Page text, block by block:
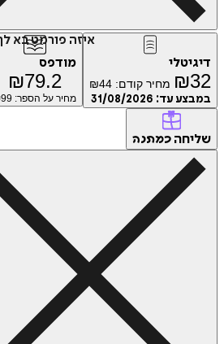
איזה פורמט בא
דיגיטלי
₪32 מחיר קודם: ₪44
במבצע עד: 31/08/2026
מודפס
₪79.2
מחיר על הספר: ₪ 99
שליחה כמתנה